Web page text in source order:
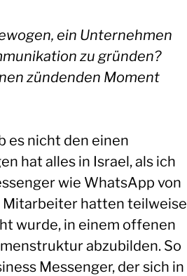
ein Unternehmen
zu gründen?
zündenden Moment
es nicht den einen
hat alles in Israel, als ich
wie WhatsApp von
hatten teilweise
wurde, in einem offenen
abzubilden. So
Messenger, der sich in